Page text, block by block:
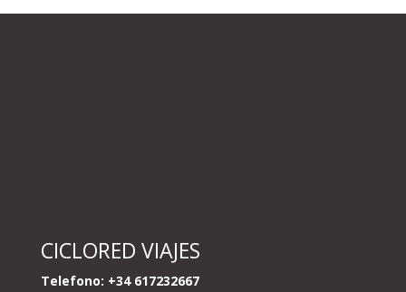
CICLORED VIAJES
Telefono: +34 617232667